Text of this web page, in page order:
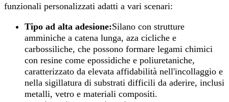
funzionali personalizzati adatti a vari scenari:
Tipo ad alta adesione:Silano con strutture
amminiche a catena lunga, aza cicliche e
carbossiliche, che possono formare legami chimici
con resine come epossidiche e poliuretaniche,
caratterizzato da elevata affidabilità nell'incollaggio e
nella sigillatura di substrati difficili da aderire, inclusi
metalli, vetro e materiali compositi.